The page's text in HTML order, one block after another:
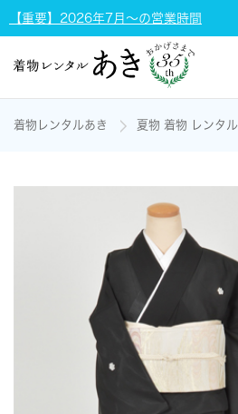
【重要】2026年7月～の営業時間
着物レンタルあき 夏物 着物 レンタル